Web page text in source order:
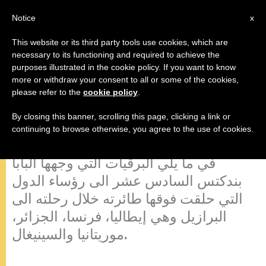
برقية لرؤساء الدول التي حلقت فوقها
الطائرة البابوية
في ما يلي البرقيات التي وجهها البابا
بندكتس السادس عشر الى رؤساء الدول
التي حلقت فوقها طائرته خلال رحلته الى
البرازيل وهي إيطاليا، فرنسا، الجزائر،
موريتانيا والسينيغال.
x
Notice
This website or its third party tools use cookies, which are
necessary to its functioning and required to achieve the
purposes illustrated in the cookie policy. If you want to know
more or withdraw your consent to all or some of the cookies,
please refer to the cookie policy
By closing this banner, scrolling this page, clicking a link or
continuing to browse otherwise, you agree to the use of cookies.